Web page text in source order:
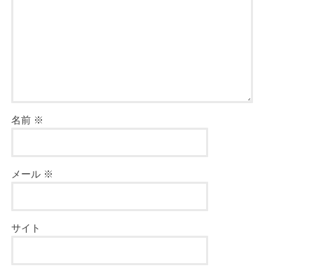
名前 ※
メール ※
サイト